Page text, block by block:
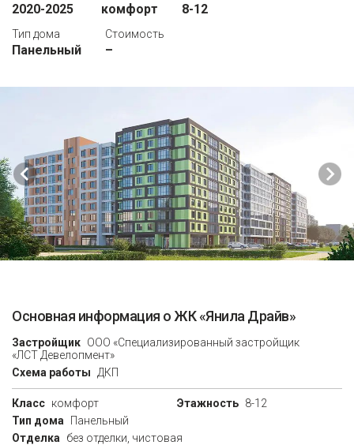
2020-2025 комфорт 8-12
Тип дома
Панельный
Стоимость
–
Основная информация о ЖК «Янила Драйв»
Застройщик ООО «Специализированный застройщик
«ЛСТ Девелопмент»
Схема работы
ДКП
Класс комфорт Этажность 8-12
Тип дома
Панельный
Отделка
без отделки, чистовая